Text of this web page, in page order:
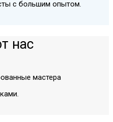
с большим опытом.
нас
мастера